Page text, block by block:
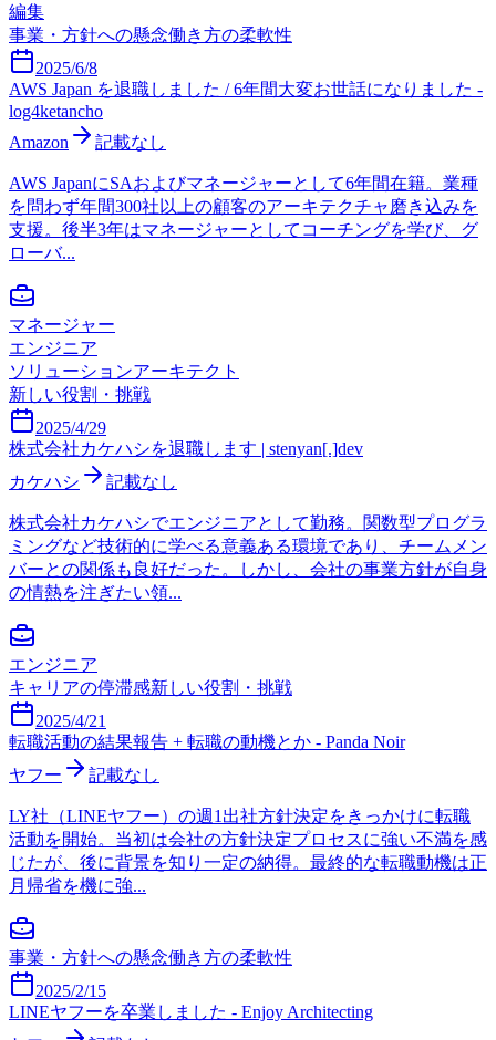
編集
事業・方針への懸念働き方の柔軟性
2025/6/8
AWS Japan を退職しました / 6年間大変お世話になりました -
log4ketancho
Amazon
記載なし
AWS JapanにSAおよびマネージャーとして6年間在籍。業種
を問わず年間300社以上の顧客のアーキテクチャ磨き込みを
支援。後半3年はマネージャーとしてコーチングを学び、グ
ローバ...
マネージャー
エンジニア
ソリューションアーキテクト
新しい役割・挑戦
2025/4/29
株式会社カケハシを退職します | stenyan[.]dev
カケハシ
記載なし
株式会社カケハシでエンジニアとして勤務。関数型プログラ
ミングなど技術的に学べる意義ある環境であり、チームメン
バーとの関係も良好だった。しかし、会社の事業方針が自身
の情熱を注ぎたい領...
エンジニア
キャリアの停滞感新しい役割・挑戦
2025/4/21
転職活動の結果報告 + 転職の動機とか - Panda Noir
ヤフー
記載なし
LY社（LINEヤフー）の週1出社方針決定をきっかけに転職
活動を開始。当初は会社の方針決定プロセスに強い不満を感
じたが、後に背景を知り一定の納得。最終的な転職動機は正
月帰省を機に強...
事業・方針への懸念働き方の柔軟性
2025/2/15
LINEヤフーを卒業しました - Enjoy Architecting